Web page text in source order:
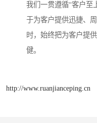
我们一贯遵循“客户至
于为客户提供迅捷、
时，始终把为客户提
健。
http://www.ruanjianceping.cn